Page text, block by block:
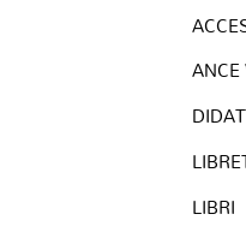
ANCE
LIBRI